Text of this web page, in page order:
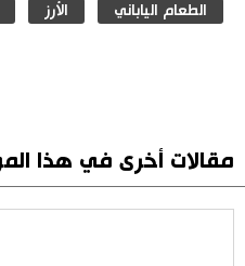
الطعام الياباني الأرز
مقالات أخرى في هذا